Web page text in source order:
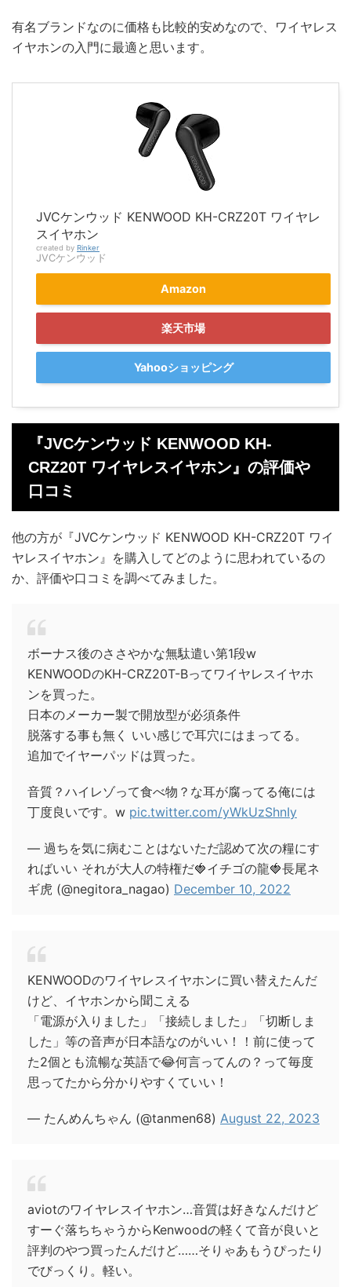
有名ブランドなのに価格も比較的安めなので、ワイヤレス
イヤホンの入門に最適と思います。
JVCケンウッド KENWOOD KH-CRZ20T ワイヤレ
スイヤホン
created by Rinker
JVCケンウッド
Amazon
楽天市場
Yahooショッピング
『JVCケンウッド KENWOOD KH-
CRZ20T ワイヤレスイヤホン』の評価や
口コミ
他の方が『JVCケンウッド KENWOOD KH-CRZ20T ワイ
ヤレスイヤホン』を購入してどのように思われているの
か、評価や口コミを調べてみました。
ボーナス後のささやかな無駄遣い第1段w
KENWOODのKH-CRZ20T-Bってワイヤレスイヤホ
ンを買った。
日本のメーカー製で開放型が必須条件
脱落する事も無く いい感じで耳穴にはまってる。
追加でイヤーパッドは買った。
音質？ハイレゾって食べ物？な耳が腐ってる俺には
丁度良いです。w pic.twitter.com/yWkUzShnIy
— 過ちを気に病むことはないただ認めて次の糧にす
ればいい それが大人の特権だ🍓イチゴの龍🍓長尾ネ
ギ虎 (@negitora_nagao) December 10, 2022
KENWOODのワイヤレスイヤホンに買い替えたんだ
けど、イヤホンから聞こえる
「電源が入りました」「接続しました」「切断しま
した」等の音声が日本語なのがいい！！前に使って
た2個とも流暢な英語で😂何言ってんの？って毎度
思ってたから分かりやすくていい！
— たんめんちゃん (@tanmen68) August 22, 2023
aviotのワイヤレスイヤホン…音質は好きなんだけど
すーぐ落ちちゃうからKenwoodの軽くて音が良いと
評判のやつ買ったんだけど……そりゃあもうぴったり
でびっくり。軽い。